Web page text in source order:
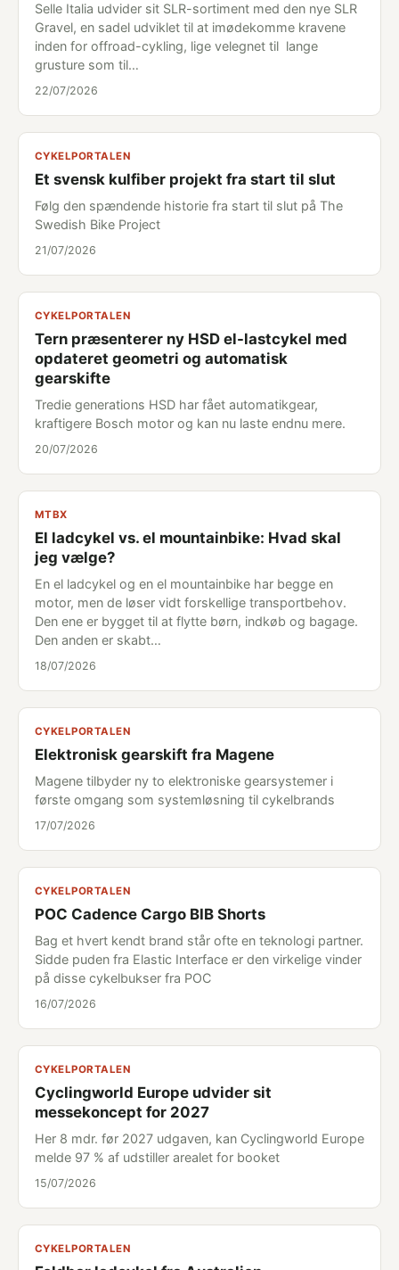
Selle Italia udvider sit SLR-sortiment med den nye SLR
Gravel, en sadel udviklet til at imødekomme kravene
inden for offroad-cykling, lige velegnet til lange
grusture som til…
22/07/2026
CYKELPORTALEN
Et svensk kulfiber projekt fra start til slut
Følg den spændende historie fra start til slut på The
Swedish Bike Project
21/07/2026
CYKELPORTALEN
Tern præsenterer ny HSD el-lastcykel med
opdateret geometri og automatisk
gearskifte
Tredie generations HSD har fået automatikgear,
kraftigere Bosch motor og kan nu laste endnu mere.
20/07/2026
MTBX
El ladcykel vs. el mountainbike: Hvad skal
jeg vælge?
En el ladcykel og en el mountainbike har begge en
motor, men de løser vidt forskellige transportbehov.
Den ene er bygget til at flytte børn, indkøb og bagage.
Den anden er skabt…
18/07/2026
CYKELPORTALEN
Elektronisk gearskift fra Magene
Magene tilbyder ny to elektroniske gearsystemer i
første omgang som systemløsning til cykelbrands
17/07/2026
CYKELPORTALEN
POC Cadence Cargo BIB Shorts
Bag et hvert kendt brand står ofte en teknologi partner.
Sidde puden fra Elastic Interface er den virkelige vinder
på disse cykelbukser fra POC
16/07/2026
CYKELPORTALEN
Cyclingworld Europe udvider sit
messekoncept for 2027
Her 8 mdr. før 2027 udgaven, kan Cyclingworld Europe
melde 97 % af udstiller arealet for booket
15/07/2026
CYKELPORTALEN